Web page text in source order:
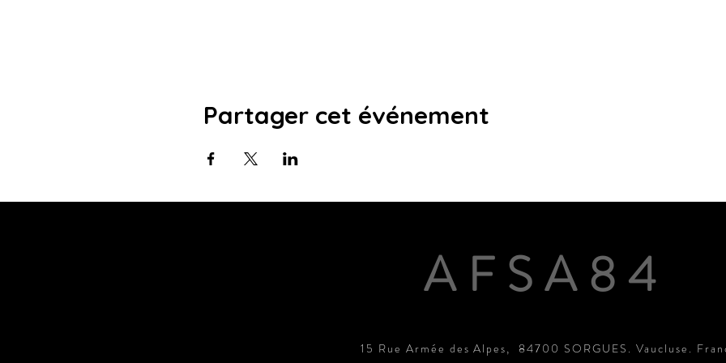
Partager cet événement
AFSA84
15 Rue Armée des Alpes, 84700 SORGUES. Vaucluse.